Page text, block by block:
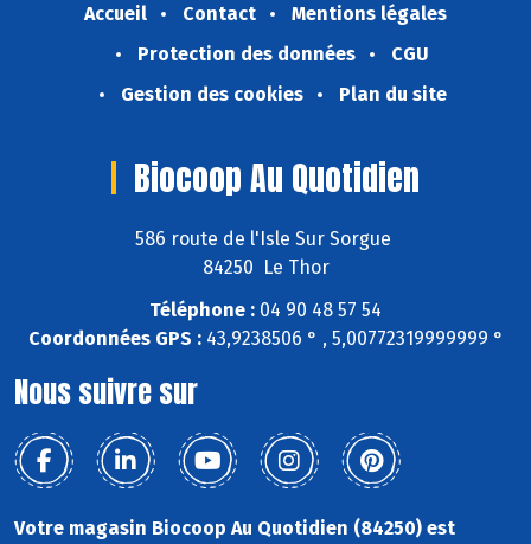
Accueil Contact
Mentions légales
Protection des données
CGU
Gestion des cookies
Plan du site
Biocoop Au Quotidien
586 route de l'Isle Sur Sorgue
84250 Le Thor
Téléphone : 04 90 48 57 54
Coordonnées GPS :43,9238506 ° , 5,00772319999999 °
Nous suivre sur
Votre magasin Biocoop Au Quotidien (84250) est